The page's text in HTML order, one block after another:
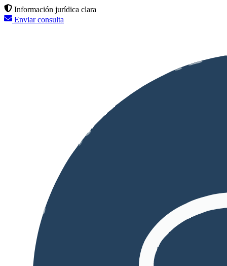
Información jurídica clara
Enviar consulta